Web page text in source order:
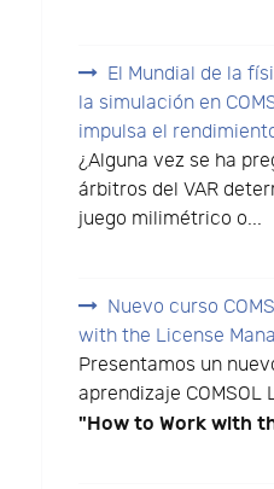
El Mundial de la
la simulación en
impulsa el
¿Alguna vez se ha
árbitros del VAR
juego milimétrico o...
Nuevo curso
with the License
Presentamos un
aprendizaje COMSOL
"How to Work with